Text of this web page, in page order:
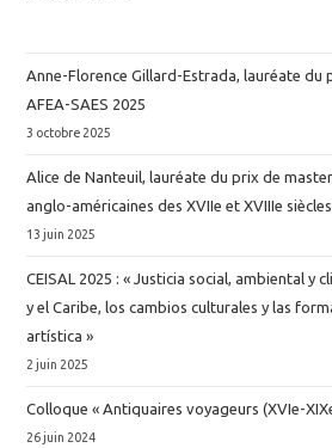
Anne-Florence Gillard-Estrada, lauréate du
AFEA-SAES 2025
3 octobre 2025
Alice de Nanteuil, lauréate du prix de
anglo-américaines des XVIIe et XVIIIe siècles
13 juin 2025
CEISAL 2025 : « Justicia social, ambiental y
y el Caribe, los cambios culturales y las
artística »
2 juin 2025
Colloque « Antiquaires voyageurs (XVIe-
26 juin 2024